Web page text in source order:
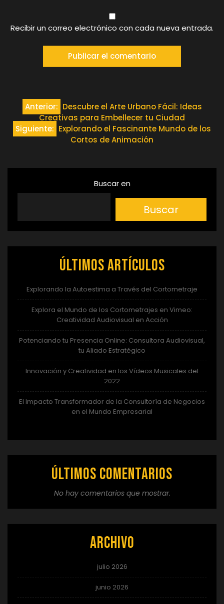
Recibir un correo electrónico con cada nueva entrada.
Navegación
de
Anterior: Descubre el Arte Urbano Fácil: Ideas
Creativas para Embellecer tu Ciudad
Siguiente: Explorando el Fascinante Mundo de los
Cortos de Animación
Buscar en
Buscar
Últimos artículos
Explorando la Autoestima a Través del Cortometraje
Explora el Mundo de los Cortometrajes en Vimeo:
Creatividad Audiovisual en Acción
Potenciando tu Presencia Online: Consultora Audiovisual,
tu Aliado Estratégico
Innovación y Creatividad en los Vídeos Musicales del
2022
El Impacto Transformador de la Consultoría de Negocios
en el Mundo Empresarial
Últimos comentarios
No hay comentarios que mostrar.
Archivo
julio 2026
junio 2026